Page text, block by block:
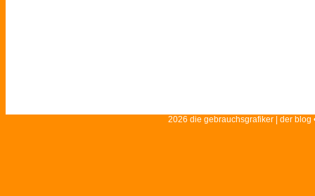
2026 die gebrauchsgrafiker | der blog